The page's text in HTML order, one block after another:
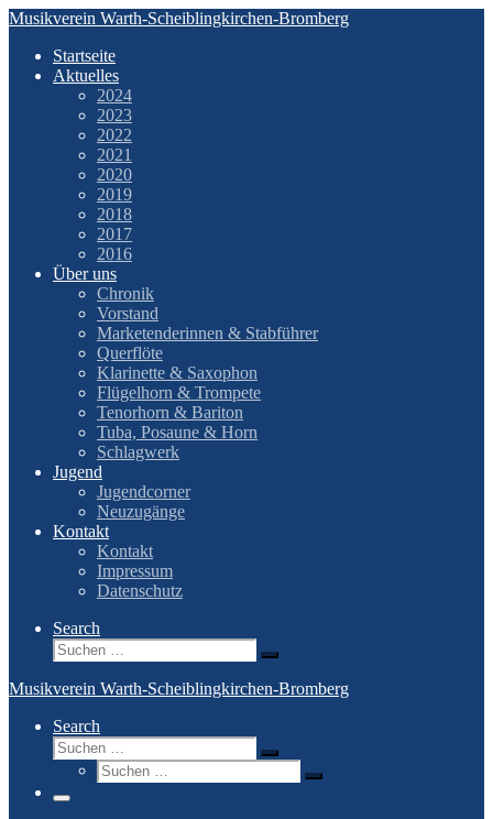
Zum
springen
Musikverein Warth-Scheiblingkirchen-Bromberg
Startseite
Aktuelles
2024
2023
2022
2021
2020
2019
2018
2017
2016
Über uns
Chronik
Vorstand
Marketenderinnen & Stabführer
Querflöte
Klarinette & Saxophon
Flügelhorn & Trompete
Tenorhorn & Bariton
Tuba, Posaune & Horn
Schlagwerk
Jugend
Jugendcorner
Neuzugänge
Kontakt
Kontakt
Impressum
Datenschutz
Search
Suche
Suchen …
Musikverein Warth-Scheiblingkirchen-Bromberg
Search
Suche
Suchen …
Suche
Suchen …
Menü